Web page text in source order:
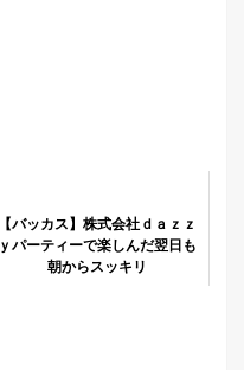
【バッカス】株式会社ｄａｚｚ
ｙパーティーで楽しんだ翌日も
朝からスッキリ